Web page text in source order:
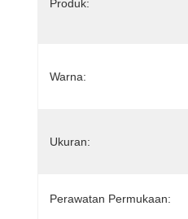
Produk:
Warna:
Ukuran:
Perawatan Permukaan: